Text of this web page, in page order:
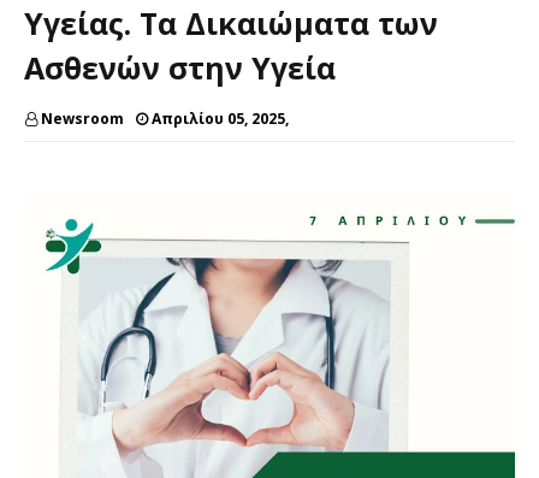
Υγείας. Τα Δικαιώματα των
Ασθενών στην Υγεία
Newsroom Απριλίου 05, 2025,